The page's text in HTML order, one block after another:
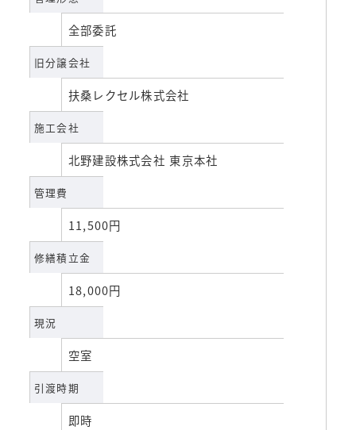
全部委託
旧分譲会社
扶桑レクセル株式会社
施工会社
北野建設株式会社 東京本社
管理費
11,500円
修繕積立金
18,000円
現況
空室
引渡時期
即時